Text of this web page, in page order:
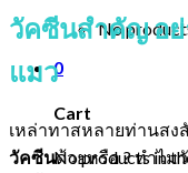
No
0
Cart
No products in
วัคซีนสำคัญ อย่
แมว
เหล่าทาสหลายท่านสง
วัคซีนด้วยหรือ ? ทำไ